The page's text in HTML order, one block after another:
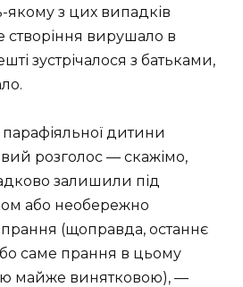
якому з цих випадків
вирушало в
зустрічалося з батьками,
парафіяльної дитини
розголос — скажімо,
залишили під
або необережно
(щоправда, останнє
саме прання в цьому
майже винятковою), —